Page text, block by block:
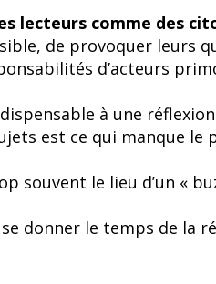
lecteurs comme des
de provoquer leurs
d’acteurs
à une
est ce qui manque
souvent le lieu d’un «
donner le temps de la